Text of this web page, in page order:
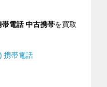
電話 中古携帯を買取